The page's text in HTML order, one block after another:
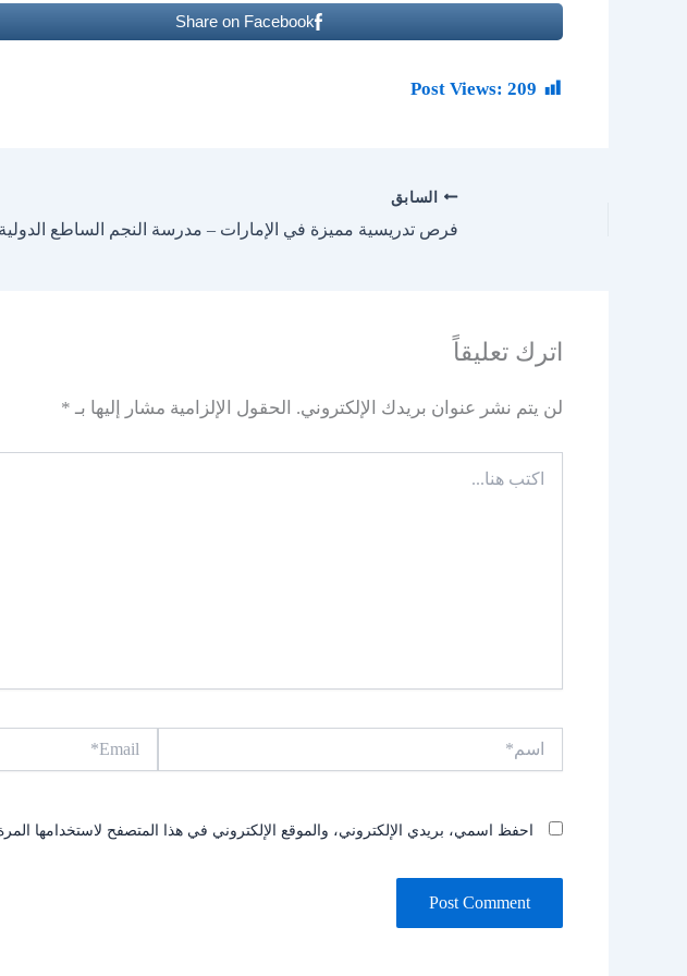
Share on Facebook
Post Views: 209
السابق
فرص تدريسية مميزة في الإمارات – مدرسة النجم الساطع الدولية
اترك تعليقاً
لن يتم نشر عنوان بريدك الإلكتروني. الحقول الإلزامية مشار إليها بـ *
هنا...
احفظ اسمي، بريدي الإلكتروني، والموقع الإلكتروني في هذا المتصفح لاستخدامها